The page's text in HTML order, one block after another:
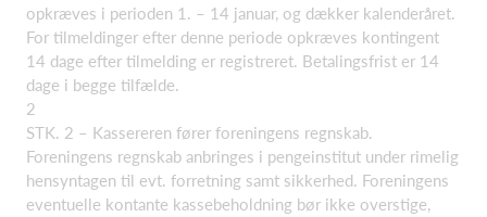
opkræves i perioden 1. – 14 januar, og dækker kalenderåret.
For tilmeldinger efter denne periode opkræves kontingent
14 dage efter tilmelding er registreret. Betalingsfrist er 14
dage i begge tilfælde.
2
STK. 2 – Kassereren fører foreningens regnskab.
Foreningens regnskab anbringes i pengeinstitut under rimelig
hensyntagen til evt. forretning samt sikkerhed. Foreningens
eventuelle kontante kassebeholdning bør ikke overstige,